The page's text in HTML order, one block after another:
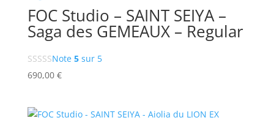
FOC Studio – SAINT SEIYA –
Saga des GEMEAUX – Regular
Note 5sur 5
690,00 €